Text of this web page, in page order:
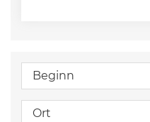
Beginn
Ort